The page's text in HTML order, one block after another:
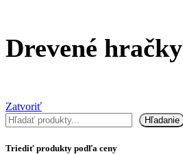
Drevené hračky
Zatvoriť
Hľadať
Hľadanie
Triediť produkty podľa ceny